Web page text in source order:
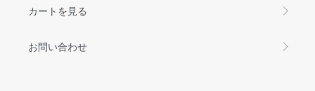
カートを見る
お問い合わせ